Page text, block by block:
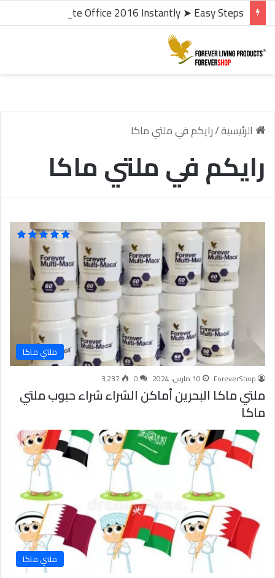
الرئيسية/رايكم في ملتي ماكا
رايكم في ملتي ماكا
ملتي ماكا
ForeverShop 10 مارس، 2024 0 3٬237
ملتي ماكا البحرين أماكن الشراء شراء حبوب ملتي
ماكا
ملتي ماكا